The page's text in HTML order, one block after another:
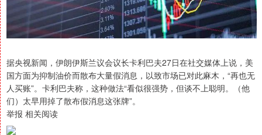
据央视新闻，伊朗伊斯兰议会议长卡利巴夫27日在社交媒体上说，美
国方面为抑制油价而散布大量假消息，以致市场已对此麻木，“再也无
人买账”。卡利巴夫称，这种做法“看似很强势，但谈不上聪明。（他
们）太早用掉了散布假消息这张牌”。
举报 相关阅读